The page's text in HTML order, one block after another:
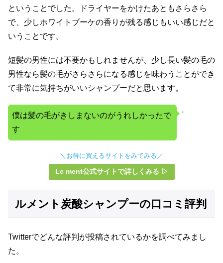
ということでした。ドライヤーをかけたあともさらさら
で、少しホワイトブーケの香りが残る感じもいい感じだと
いうことです。
短髪の男性には不要かもしれませんが、少し長い髪の毛の
男性なら髪の毛がさらさらになる感じを味わうことができ
て非常に気持ちがいいシャンプーだと思います。
僕は髪の毛がきしまないのがうれしかったで
す
＼お得に買えるサイトをみてみる／
Le ment公式サイトで詳しくみる ▷
ルメント炭酸シャンプーの口コミ評判
Twitterでどんな評判が投稿されているかを調べてみまし
た。